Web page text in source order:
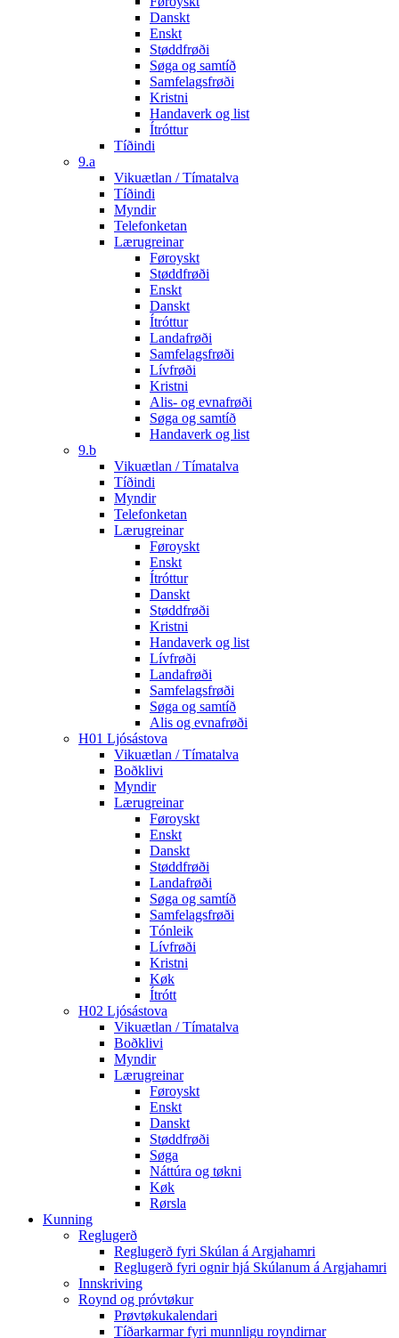
Danskt
Enskt
Støddfrøði
Søga og samtíð
Samfelagsfrøði
Kristni
Handaverk og list
Ítróttur
Tíðindi
9.a
Vikuætlan / Tímatalva
Tíðindi
Myndir
Telefonketan
Lærugreinar
Føroyskt
Støddfrøði
Enskt
Danskt
Ítróttur
Landafrøði
Samfelagsfrøði
Lívfrøði
Kristni
Alis- og evnafrøði
Søga og samtíð
Handaverk og list
9.b
Vikuætlan / Tímatalva
Tíðindi
Myndir
Telefonketan
Lærugreinar
Føroyskt
Enskt
Ítróttur
Danskt
Støddfrøði
Kristni
Handaverk og list
Lívfrøði
Landafrøði
Samfelagsfrøði
Søga og samtíð
Alis og evnafrøði
H01 Ljósástova
Vikuætlan / Tímatalva
Boðklivi
Myndir
Lærugreinar
Føroyskt
Enskt
Danskt
Støddfrøði
Landafrøði
Søga og samtíð
Samfelagsfrøði
Tónleik
Lívfrøði
Kristni
Køk
Ítrótt
H02 Ljósástova
Vikuætlan / Tímatalva
Boðklivi
Myndir
Lærugreinar
Føroyskt
Enskt
Danskt
Støddfrøði
Søga
Náttúra og tøkni
Køk
Rørsla
Kunning
Reglugerð
Reglugerð fyri Skúlan á Argjahamri
Reglugerð fyri ognir hjá Skúlanum á Argjahamri
Innskriving
Roynd og próvtøkur
Prøvtøkukalendari
Tíðarkarmar fyri munnligu royndirnar